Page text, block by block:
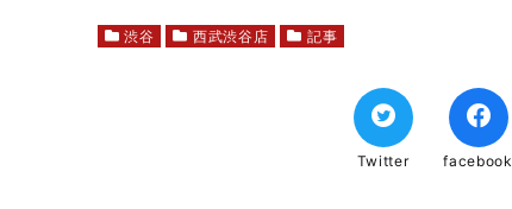
渋谷 西武渋谷店 記事
Twitter facebook